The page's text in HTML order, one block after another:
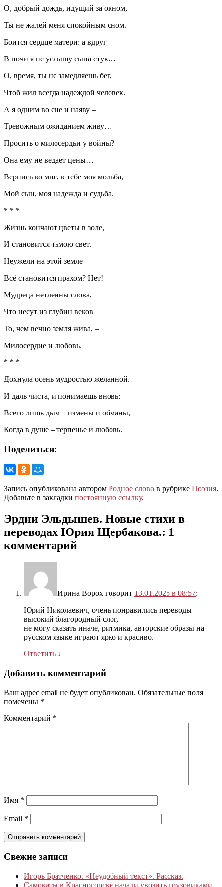
О, добрый дождь, идущий за окном,
Ты не жалей меня спокойным сном.
Боится сердце матери: а вдруг
В ночи я не услышу сына стук…
О, время, ты не замедляешь бег,
Чтоб жил всегда надеждой человек.
А я одним во сне и наяву –
Тревожным ожиданием живу…
Просить о милосердьи у войны?
Она ему не ведает цены…
Вернись ко мне, к тебе моя мольба,
Мой сын, моя надежда и судьба.
* * *
Жизнь кончают цветы в золе,
И становится тьмою свет.
Неужели на этой земле
Всё становится прахом? Нет!
Мудреца нетленны слова,
Что несут из глубин веков
То, чем вечно земля жива, –
Милосердие и любовь.
* * *
Дохнула осень мудростью желанной.
И даль чиста, и понимаешь вновь:
Всего лишь дым – измены и обманы,
Когда в душе – терпенье и любовь.
Поделиться:
Запись опубликована автором Родное слово в рубрике Поэзия.
Добавьте в закладки постоянную ссылку.
Эрдни Эльдышев. Новые стихи в
переводах Юрия Щербакова.: 1
комментарий
Ирина Ворох говорит 13.01.2025 в 08:57:
Юрий Николаевич, очень понравились переводы —
высокий благородный слог,
не могу сказать иначе, ритмика, авторские образы на
русском языке играют ярко и красиво.
Ответить ↓
Добавить комментарий
Ваш адрес email не будет опубликован. Обязательные поля
помечены *
Комментарий *
Имя *
Email *
Свежие записи
Игорь Братченко. «Неудобный текст». Рассказ.
Самокаты в Красногорске начали увозить грузовиками.